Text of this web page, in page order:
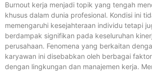
Burnout kerja menjadi topik yang tengah
khusus dalam dunia profesional. Kondisi ini
memengaruhi kesejahteraan individu tetapi
berdampak signifikan pada keseluruhan
perusahaan. Fenomena yang berkaitan
karyawan ini disebabkan oleh berbagai
dengan lingkungan dan manajemen kerja.